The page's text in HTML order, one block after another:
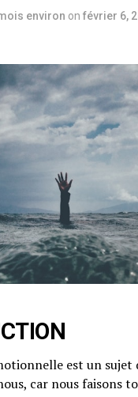
environ on février 6,
est un sujet
car nous faisons